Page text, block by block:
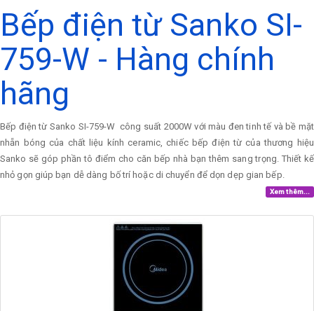
Bếp điện từ Sanko SI-
759-W - Hàng chính
hãng
Bếp điện từ Sanko SI-759-W công suất 2000W với màu đen tinh tế và bề mặt
nhẵn bóng của chất liệu kính ceramic, chiếc bếp điện từ của thương hiệu
Sanko sẽ góp phần tô điểm cho căn bếp nhà bạn thêm sang trọng. Thiết kế
nhỏ gọn giúp bạn dễ dàng bố trí hoặc di chuyển để dọn dẹp gian bếp.
Xem thêm...